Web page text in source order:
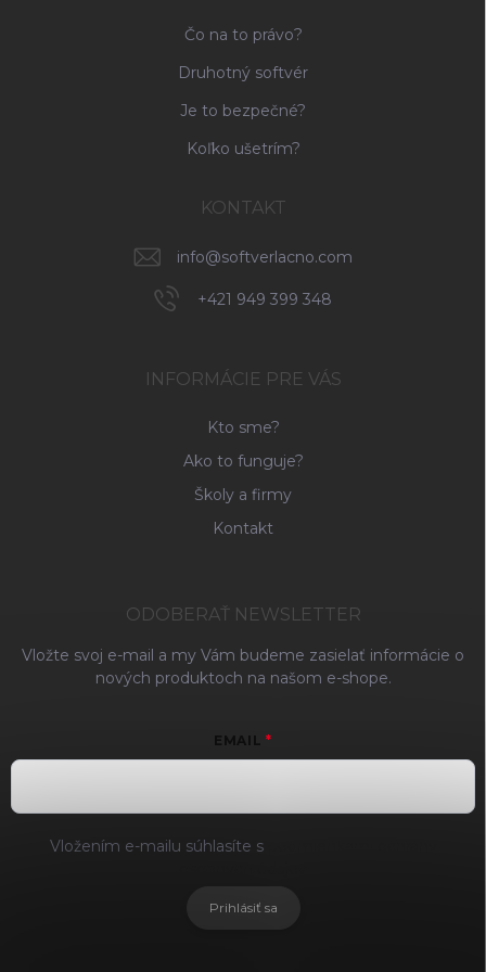
Čo na to právo?
Druhotný softvér
Je to bezpečné?
Koľko ušetrím?
KONTAKT
info@softverlacno.com
+421 949 399 348
INFORMÁCIE PRE VÁS
Kto sme?
Ako to funguje?
Školy a firmy
Kontakt
ODOBERAŤ NEWSLETTER
Vložte svoj e-mail a my Vám budeme zasielať informácie o
nových produktoch na našom e-shope.
EMAIL
Vložením e-mailu súhlasíte s
Prihlásiť sa